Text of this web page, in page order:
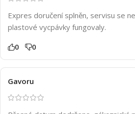
Expres doručení splněn, servisu se
plastové vycpávky fungovaly.
0 0
Gavoru